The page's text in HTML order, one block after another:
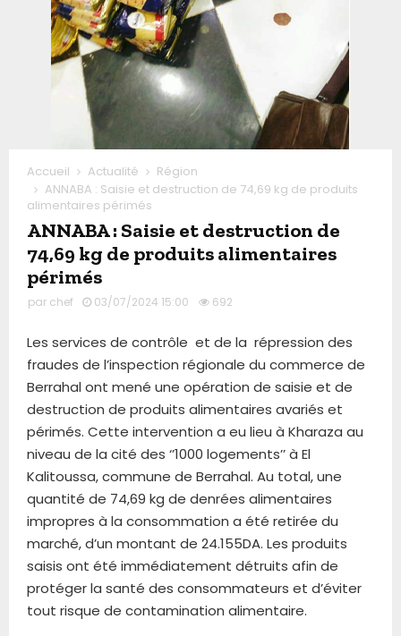
Accueil Actualité
Région
ANNABA : Saisie et destruction de 74,69 kg de produits
alimentaires périmés
ANNABA : Saisie et destruction de
74,69 kg de produits alimentaires
périmés
par chef 03/07/2024 15:00 692
Les services de contrôle et de la répression des
fraudes de l’inspection régionale du commerce de
Berrahal ont mené une opération de saisie et de
destruction de produits alimentaires avariés et
périmés. Cette intervention a eu lieu à Kharaza au
niveau de la cité des ‘’1000 logements’’ à El
Kalitoussa, commune de Berrahal. Au total, une
quantité de 74,69 kg de denrées alimentaires
impropres à la consommation a été retirée du
marché, d’un montant de 24.155DA. Les produits
saisis ont été immédiatement détruits afin de
protéger la santé des consommateurs et d’éviter
tout risque de contamination alimentaire.